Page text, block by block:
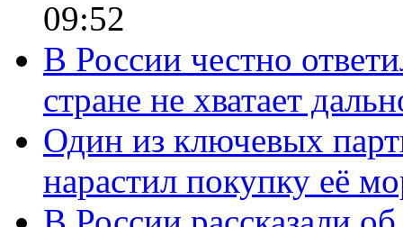
09:52
В России честно
стране не хватает
Один из ключевых
нарастил покупку её